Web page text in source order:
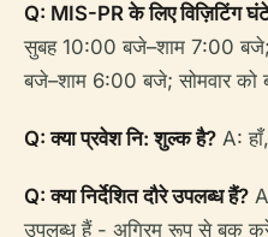
Q: MIS-PR के लिए विज़िटिंग
सुबह 10:00 बजे–शाम 7:00 बजे;
बजे–शाम 6:00 बजे; सोमवार को
Q: क्या प्रवेश नि: शुल्क है? A:
Q: क्या निर्देशित दौरे उपलब्ध हैं?
उपलब्ध हैं - अग्रिम रूप से बुक